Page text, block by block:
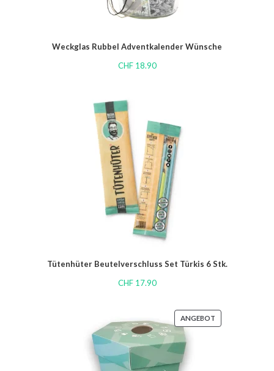
Weckglas Rubbel Adventkalender Wünsche
CHF18.90
Tütenhüter Beutelverschluss Set Türkis 6 Stk.
CHF17.90
ANGEBOT